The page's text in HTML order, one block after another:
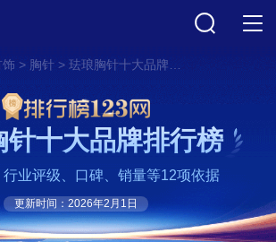
> 胸针> 珐琅胸针十大品牌排行榜
针十大品牌排行榜
业评级、口碑、销量等12项依据
更新时间：2026年2月1日